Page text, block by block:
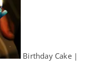
Birthday Cake |